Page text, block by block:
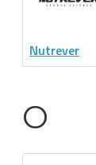
Nutrever
O